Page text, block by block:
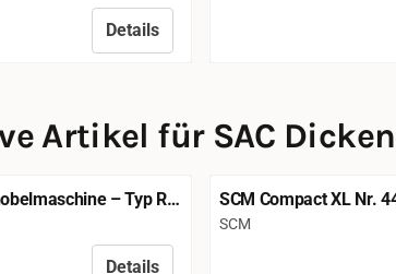
Details
Artikel für SAC
– Typ R-
Details
SCM Compact XL Nr.
Marke:
SCM